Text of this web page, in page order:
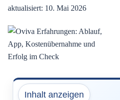
aktualisiert: 10. Mai 2026
Inhalt anzeigen